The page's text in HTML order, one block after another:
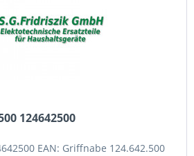
124642500
EAN: Griffnabe 124.642.500